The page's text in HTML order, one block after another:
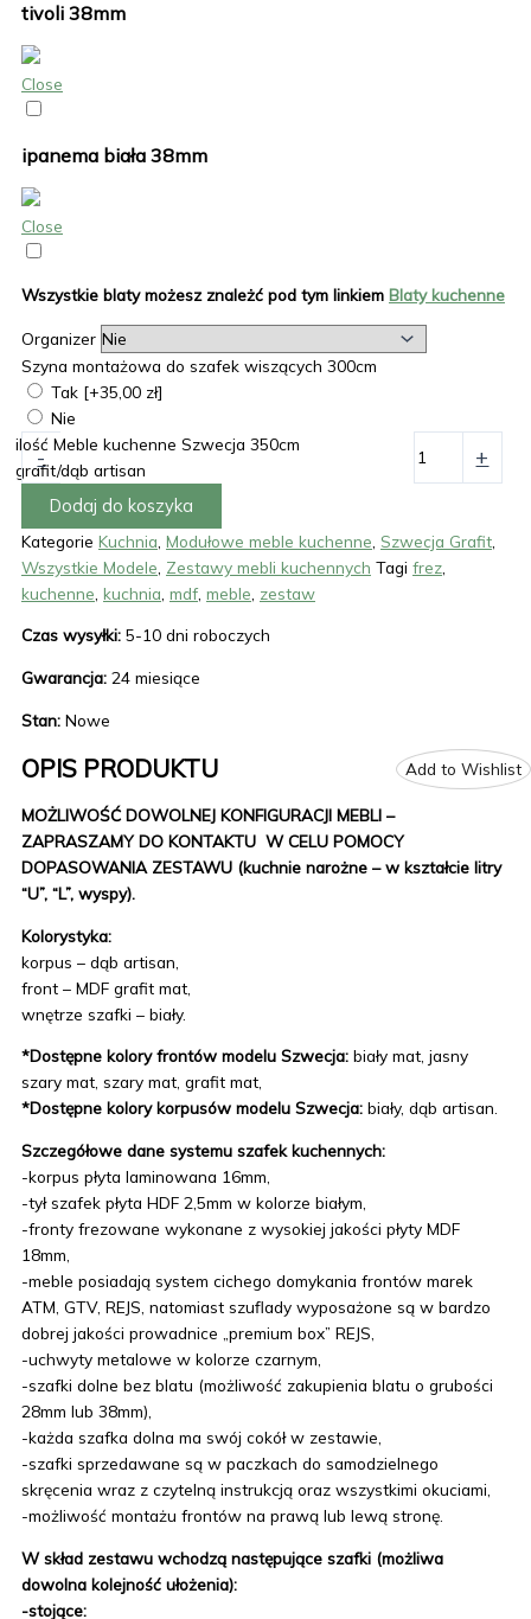
tivoli 38mm
Close
ipanema biała 38mm
Close
Wszystkie blaty możesz znależć pod tym linkiem Blaty kuchenne
Organizer
Szyna montażowa do szafek wiszących 300cm
Tak [+35,00 zł]
Nie
-
ilość Meble kuchenne Szwecja 350cm
grafit/dąb artisan
+
Dodaj do koszyka
Kategorie Kuchnia Modułowe meble kuchenne Szwecja Grafit
Wszystkie Modele Zestawy mebli kuchennych Tagi frez
kuchenne kuchnia mdf, meble zestaw
Czas wysyłki: 5-10 dni roboczych
Gwarancja: 24 miesiące
Stan: Nowe
Add to Wishlist
OPIS PRODUKTU
MOŻLIWOŚĆ DOWOLNEJ KONFIGURACJI MEBLI –
ZAPRASZAMY DO KONTAKTU W CELU POMOCY
DOPASOWANIA ZESTAWU (kuchnie narożne – w kształcie litry
“U”, “L”, wyspy).
Kolorystyka:
korpus – dąb artisan,
front – MDF grafit mat,
wnętrze szafki – biały.
*Dostępne kolory frontów modelu Szwecja: biały mat, jasny
szary mat, szary mat, grafit mat,
*Dostępne kolory korpusów modelu Szwecja: biały, dąb artisan.
Szczegółowe dane systemu szafek kuchennych:
-korpus płyta laminowana 16mm,
-tył szafek płyta HDF 2,5mm w kolorze białym,
-fronty frezowane wykonane z wysokiej jakości płyty MDF
18mm,
-meble posiadają system cichego domykania frontów marek
ATM, GTV, REJS, natomiast szuflady wyposażone są w bardzo
dobrej jakości prowadnice „premium box” REJS,
-uchwyty metalowe w kolorze czarnym,
-szafki dolne bez blatu (możliwość zakupienia blatu o grubości
28mm lub 38mm),
-każda szafka dolna ma swój cokół w zestawie,
-szafki sprzedawane są w paczkach do samodzielnego
skręcenia wraz z czytelną instrukcją oraz wszystkimi okuciami,
-możliwość montażu frontów na prawą lub lewą stronę.
W skład zestawu wchodzą następujące szafki (możliwa
dowolna kolejność ułożenia):
-stojące: